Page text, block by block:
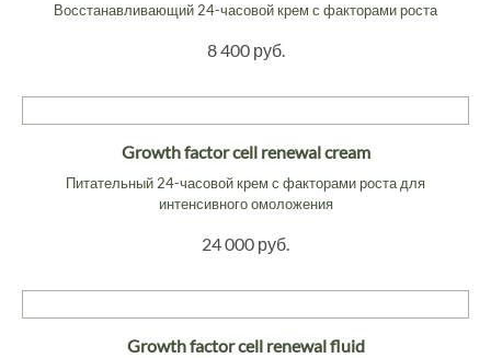
Восстанавливающий 24-часовой крем с факторами роста
8 400 руб.
Growth factor cell renewal cream
Питательный 24-часовой крем с факторами роста для
интенсивного омоложения
24 000 руб.
Growth factor cell renewal fluid